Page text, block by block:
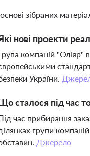
зібраних
нові проекти
компаній "Оліяр"
України.
сталося під час
час прибирання
групи
Джерело